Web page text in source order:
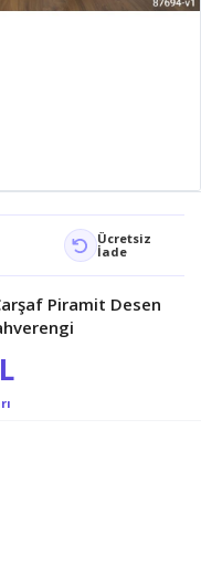
Ücretsiz
İade
Piramit Desen